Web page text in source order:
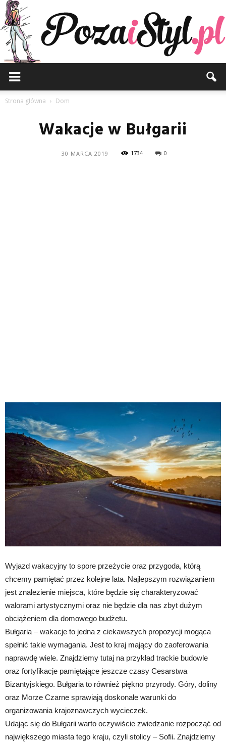
Strona główna Dom
Wakacje w Bułgarii
30 MARCA 2019 1734 0
Wyjazd wakacyjny to spore przeżycie oraz przygoda, którą
chcemy pamiętać przez kolejne lata. Najlepszym rozwiązaniem
jest znalezienie miejsca, które będzie się charakteryzować
walorami artystycznymi oraz nie będzie dla nas zbyt dużym
obciążeniem dla domowego budżetu.
Bułgaria – wakacje to jedna z ciekawszych propozycji mogąca
spełnić takie wymagania. Jest to kraj mający do zaoferowania
naprawdę wiele. Znajdziemy tutaj na przykład trackie budowle
oraz fortyfikacje pamiętające jeszcze czasy Cesarstwa
Bizantyjskiego. Bułgaria to również piękno przyrody. Góry, doliny
oraz Morze Czarne sprawiają doskonałe warunki do
organizowania krajoznawczych wycieczek.
Udając się do Bułgarii warto oczywiście zwiedzanie rozpocząć od
największego miasta tego kraju, czyli stolicy – Sofii. Znajdziemy